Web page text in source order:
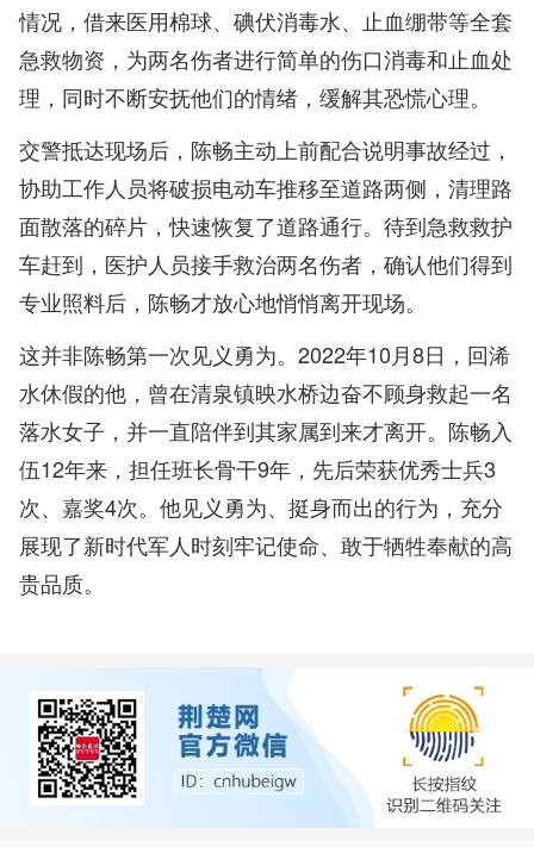
情况，借来医用棉球、碘伏消毒水、止血绷带等全套
急救物资，为两名伤者进行简单的伤口消毒和止血处
理，同时不断安抚他们的情绪，缓解其恐慌心理。
交警抵达现场后，陈畅主动上前配合说明事故经过，
协助工作人员将破损电动车推移至道路两侧，清理路
面散落的碎片，快速恢复了道路通行。待到急救救护
车赶到，医护人员接手救治两名伤者，确认他们得到
专业照料后，陈畅才放心地悄悄离开现场。
这并非陈畅第一次见义勇为。2022年10月8日，回浠
水休假的他，曾在清泉镇映水桥边奋不顾身救起一名
落水女子，并一直陪伴到其家属到来才离开。陈畅入
伍12年来，担任班长骨干9年，先后荣获优秀士兵3
次、嘉奖4次。他见义勇为、挺身而出的行为，充分
展现了新时代军人时刻牢记使命、敢于牺牲奉献的高
贵品质。